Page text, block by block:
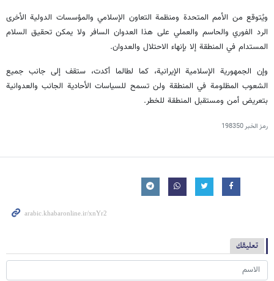
ويُتوقع من الأمم المتحدة ومنظمة التعاون الإسلامي والمؤسسات الدولية الأخرى
الرد الفوري والحاسم والعملي على هذا العدوان السافر ولا يمكن تحقيق السلام
المستدام في المنطقة إلا بإنهاء الاحتلال والعدوان.
وإن الجمهورية الإسلامية الإيرانية، كما لطالما أكدت، ستقف إلى جانب جميع
الشعوب المظلومة في المنطقة ولن تسمح للسياسات الأحادية الجانب والعدوانية
بتعريض أمن ومستقبل المنطقة للخطر.
رمز الخبر198350
تعليقك